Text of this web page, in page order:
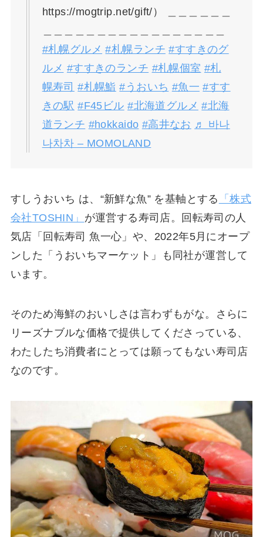
https://mogtrip.net/gift/） ＿＿＿＿＿＿
#札幌グルメ #札幌ランチ #すすきのグ
ルメ #すすきのランチ #札幌個室 #札
幌寿司
#札幌鮨 #うおいち #魚一 #すす
きの駅 #F45ビル #北海道グルメ #北海
道ランチ #hokkaido #高井なお ♬ 바나
나차차 – MOMOLAND
すしうおいち は、“新鮮な魚” を基軸とする
「株式
会社TOSHIN」 が運営する寿司店。回転寿司の人
気店「回転寿司 魚一心」や、2022年5月にオープ
ンした「うおいちマーケット」も同社が運営して
います。
そのため海鮮のおいしさは言わずもがな。さらに
リーズナブルな価格で提供してくださっている、
わたしたち消費者にとっては願ってもない寿司店
なのです。